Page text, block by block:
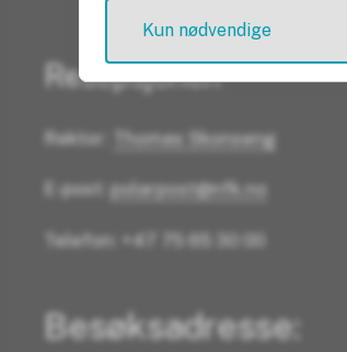
Resepsjonen
Rektor: Thomas Skonseng
E-post:polarpost@nfk.no
Telefon: +47 75 65 30 00
Besøksadresse:
Kun nødvendige